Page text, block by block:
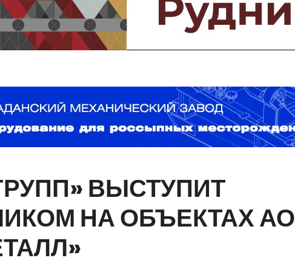
Предприятия и компании
Интервью
Выставки, Конференции
ВЫСТУПИТ
НАОБЪЕКТАХАО